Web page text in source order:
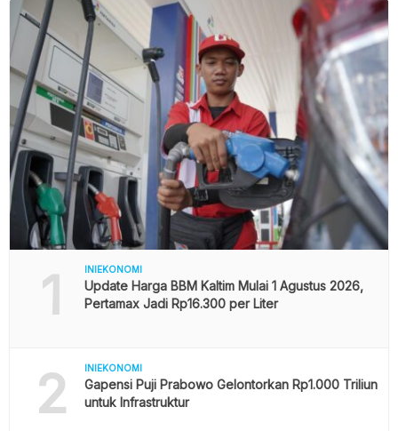
1 INIEKONOMI
Update Harga BBM Kaltim Mulai 1 Agustus 2026,
Pertamax Jadi Rp16.300 per Liter
2 INIEKONOMI
Gapensi Puji Prabowo Gelontorkan Rp1.000 Triliun
untuk Infrastruktur